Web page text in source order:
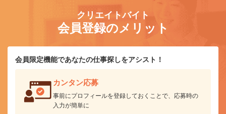
クリエイトバイト
会員登録のメリット
会員限定機能であなたの仕事探しをアシスト！
カンタン応募
事前にプロフィールを登録しておくことで、応募時の
入力が簡単に